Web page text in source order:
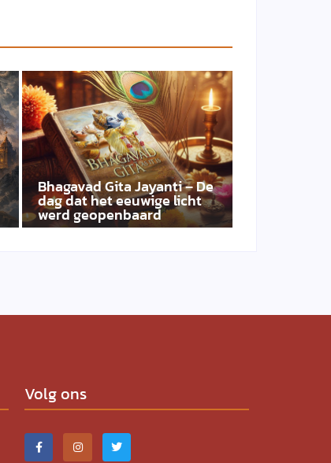
Bhagavad Gita Jayanti – De
dag dat het eeuwige licht
werd geopenbaard
Volg ons